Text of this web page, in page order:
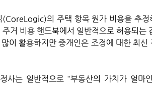
의 주택 항목 원가 비용을 추정
비용 핸드북에서 일반적으로 허용되는
이 활용하지만 중개인은 조정에 대한 최
사는 일반적으로 "부동산의 가치가 얼마